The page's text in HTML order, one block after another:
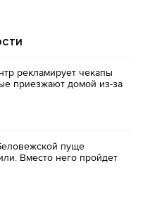
рекламирует чекапы
приезжают домой из-за
пуще
Вместо него пройдет